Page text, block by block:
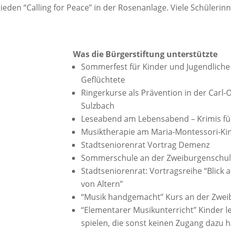
“Calling for Peace” in der Rosenanlage. Viele
Was die Bürgerstiftung unterstützte
Sommerfest für Kinder und
Geflüchtete
Ringerkurse als Prävention in der Carl-
Sulzbach
Leseabend am Lebensabend – Krimis
Musiktherapie am Maria-Montessori-
Stadtseniorenrat Vortrag Demenz
Sommerschule an der
Stadtseniorenrat: Vortragsreihe “Blick
von Altern”
“Musik handgemacht” Kurs an der
“Elementarer Musikunterricht” Kinder
spielen, die sonst keinen Zugang dazu